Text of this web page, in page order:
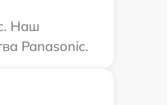
Наш
Panasonic.